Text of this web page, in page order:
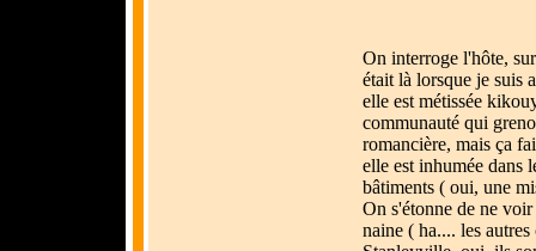
On interroge l'hôte,
était là lorsque je suis
elle est métissée
communauté qui
romancière, mais ça
elle est inhumée dans
bâtiments ( oui, une
On s'étonne de ne
naine ( ha.... les